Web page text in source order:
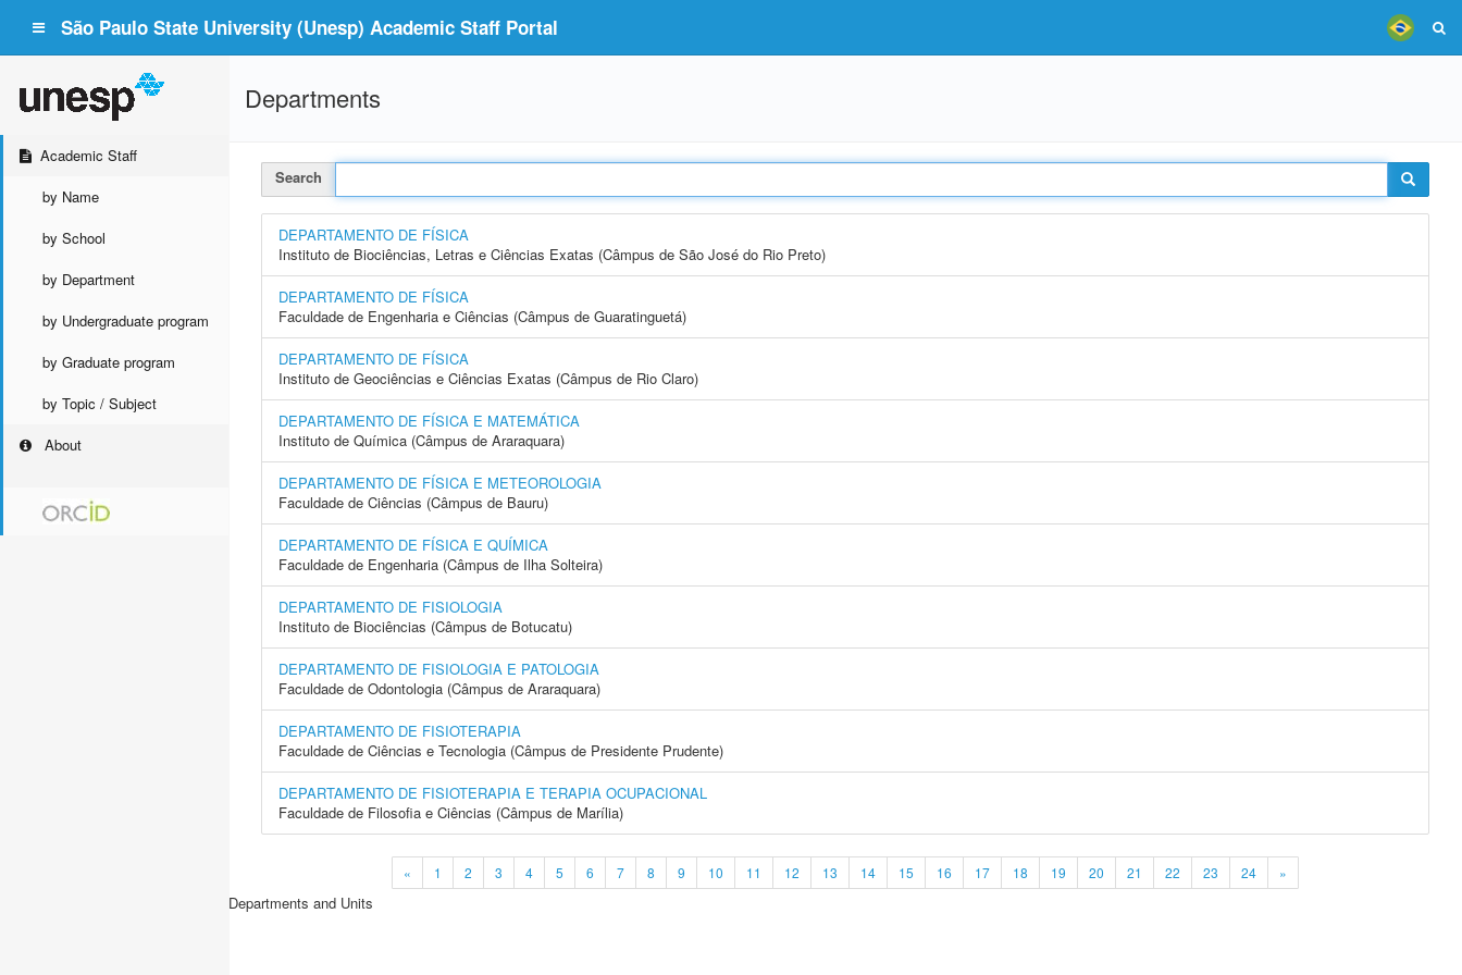
São Paulo State University (Unesp) Academic Staff Portal
Academic Staff
by Name
by School
by Department
by Undergraduate program
by Graduate program
by Topic / Subject
About
Departments
Search
DEPARTAMENTO DE FÍSICA
Instituto de Biociências, Letras e Ciências Exatas (Câmpus de São José do Rio Preto)
DEPARTAMENTO DE FÍSICA
Faculdade de Engenharia e Ciências (Câmpus de Guaratinguetá)
DEPARTAMENTO DE FÍSICA
Instituto de Geociências e Ciências Exatas (Câmpus de Rio Claro)
DEPARTAMENTO DE FÍSICA E MATEMÁTICA
Instituto de Química (Câmpus de Araraquara)
DEPARTAMENTO DE FÍSICA E METEOROLOGIA
Faculdade de Ciências (Câmpus de Bauru)
DEPARTAMENTO DE FÍSICA E QUÍMICA
Faculdade de Engenharia (Câmpus de Ilha Solteira)
DEPARTAMENTO DE FISIOLOGIA
Instituto de Biociências (Câmpus de Botucatu)
DEPARTAMENTO DE FISIOLOGIA E PATOLOGIA
Faculdade de Odontologia (Câmpus de Araraquara)
DEPARTAMENTO DE FISIOTERAPIA
Faculdade de Ciências e Tecnologia (Câmpus de Presidente Prudente)
DEPARTAMENTO DE FISIOTERAPIA E TERAPIA OCUPACIONAL
Faculdade de Filosofia e Ciências (Câmpus de Marília)
« 1 2 3 4 5 6 7 8 9 10 11 12 13 14 15 16 17 18 19 20 21 22 23 24 »
Departments and Units